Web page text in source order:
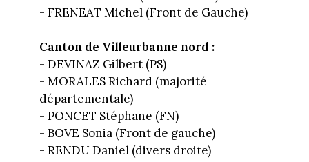
- FRENEAT Michel (Front de Gauche)
Canton de Villeurbanne nord :
- DEVINAZ Gilbert (PS)
- MORALES Richard (majorité
départementale)
- PONCET Stéphane (FN)
- BOVE Sonia (Front de gauche)
- RENDU Daniel (divers droite)